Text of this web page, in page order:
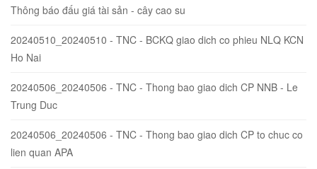
Thông báo đấu giá tài sản - cây cao su
20240510_20240510 - TNC - BCKQ giao dich co phieu NLQ KCN
Ho Nai
20240506_20240506 - TNC - Thong bao giao dich CP NNB - Le
Trung Duc
20240506_20240506 - TNC - Thong bao giao dich CP to chuc co
lien quan APA